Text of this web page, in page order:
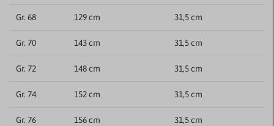
Gr. 68 129 cm 31,5 cm
Gr. 70 143 cm 31,5 cm
Gr. 72 148 cm 31,5 cm
Gr. 74 152 cm 31,5 cm
Gr. 76 156 cm 31,5 cm